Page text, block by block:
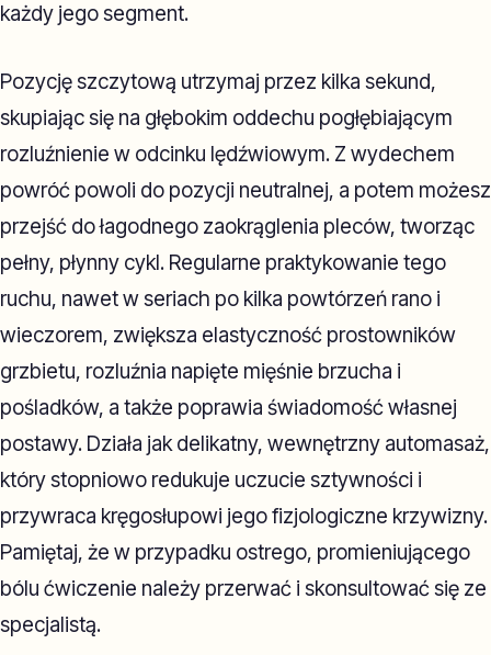
każdy jego segment.
Pozycję szczytową utrzymaj przez kilka sekund,
skupiając się na głębokim oddechu pogłębiającym
rozluźnienie w odcinku lędźwiowym. Z wydechem
powróć powoli do pozycji neutralnej, a potem możesz
przejść do łagodnego zaokrąglenia pleców, tworząc
pełny, płynny cykl. Regularne praktykowanie tego
ruchu, nawet w seriach po kilka powtórzeń rano i
wieczorem, zwiększa elastyczność prostowników
grzbietu, rozluźnia napięte mięśnie brzucha i
pośladków, a także poprawia świadomość własnej
postawy. Działa jak delikatny, wewnętrzny automasaż,
który stopniowo redukuje uczucie sztywności i
przywraca kręgosłupowi jego fizjologiczne krzywizny.
Pamiętaj, że w przypadku ostrego, promieniującego
bólu ćwiczenie należy przerwać i skonsultować się ze
specjalistą.